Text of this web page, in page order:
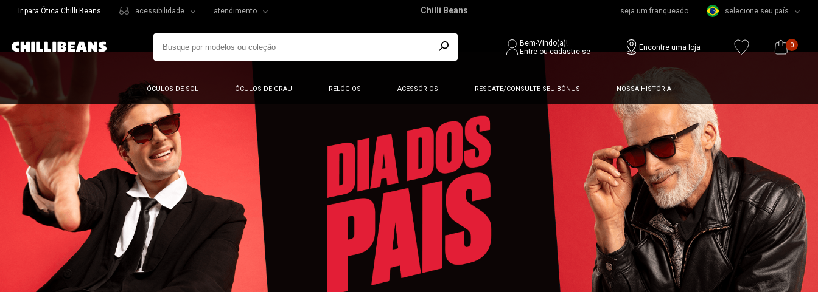
Ir para Ótica Chilli Beans acessibilidade atendimento Chilli Beans seja um franqueado selecione seu país
Bem-Vindo(a)!
Entre ou cadastre-se
Encontre uma loja 0
ÓCULOS DE SOL ÓCULOS DE GRAU RELÓGIOS ACESSÓRIOS RESGATE/CONSULTE SEU BÔNUS NOSSA HISTÓRIA